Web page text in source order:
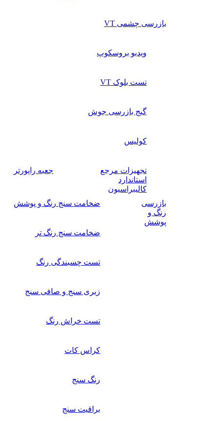
بازرسی چشمی VT
ویدیو بروسکوپ
تست بلوک VT
گیج بازرسی جوش
کولیس
تجهیزات مرجع
استاندارد
کالیبراسیون
جعبه راپورتر
بازرسی
رنگ و
پوشش
ضخامت سنج رنگ و پوشش
ضخامت سنج رنگ تر
تست چسبندگی رنگ
زبری سنج و صافی سنج
تست خراش رنگ
کراس کات
رنگ سنج
براقیت سنج